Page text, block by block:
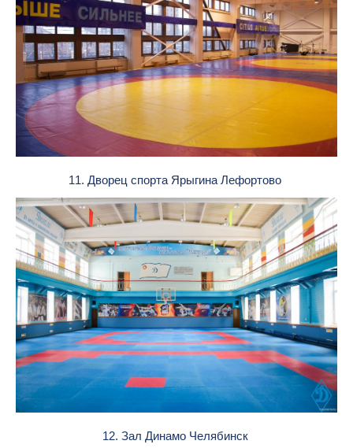
11. Дворец спорта Ярыгина Лефортово
12. Зал Динамо Челябинск